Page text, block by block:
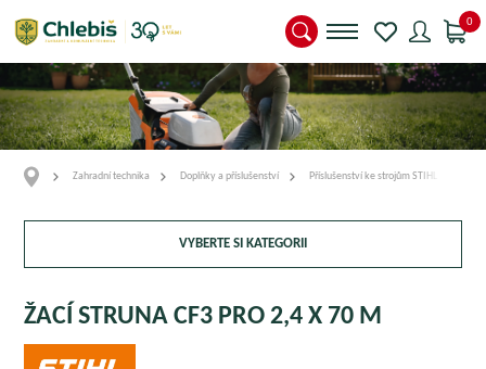
0
Zahradní technika Doplňky a příslušenství Příslušenství ke strojům STIHL
VYBERTE SI KATEGORII
ŽACÍ STRUNA CF3 PRO 2,4 X 70 M